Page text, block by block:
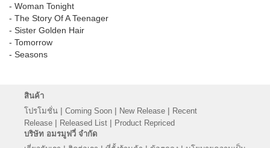
- Woman Tonight
- The Story Of A Teenager
- Sister Golden Hair
- Tomorrow
- Seasons
สินค้า
โปรโมชั่น | Coming Soon | New Release | Recent
Release | Released List | Product Repriced
บริษัท อมรมูฟวี่ จำกัด